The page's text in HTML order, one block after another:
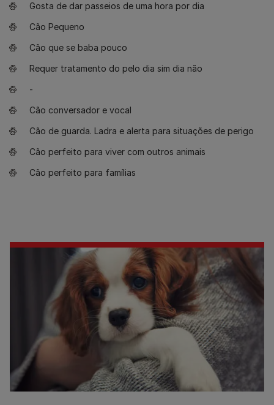
Gosta de dar passeios de uma hora por dia
Cão Pequeno
Cão que se baba pouco
Requer tratamento do pelo dia sim dia não
-
Cão conversador e vocal
Cão de guarda. Ladra e alerta para situações de perigo
Cão perfeito para viver com outros animais
Cão perfeito para famílias